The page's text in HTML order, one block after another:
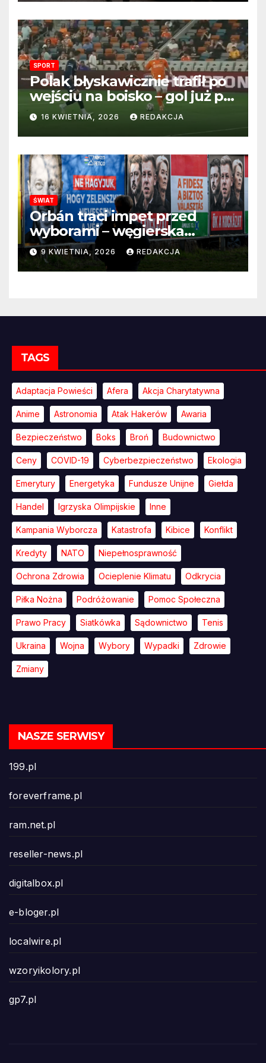
SPORT
Polak błyskawicznie trafił po
wejściu na boisko – gol już po
22 sekundach!
16 KWIETNIA, 2026 REDAKCJA
ŚWIAT
Orbán traci impet przed
wyborami – węgierska
propaganda przestaje
przekonywać
9 KWIETNIA, 2026 REDAKCJA
TAGS
Adaptacja Powieści Afera Akcja Charytatywna
Anime Astronomia Atak Hakerów Awaria
Bezpieczeństwo Boks Broń Budownictwo
Ceny COVID-19 Cyberbezpieczeństwo Ekologia
Emerytury Energetyka Fundusze Unijne Giełda
Handel Igrzyska Olimpijskie Inne
Kampania Wyborcza Katastrofa Kibice Konflikt
Kredyty NATO Niepełnosprawność
Ochrona Zdrowia Ocieplenie Klimatu Odkrycia
Piłka Nożna Podróżowanie Pomoc Społeczna
Prawo Pracy Siatkówka Sądownictwo Tenis
Ukraina Wojna Wybory Wypadki Zdrowie
Zmiany
NASZE SERWISY
199.pl
foreverframe.pl
ram.net.pl
reseller-news.pl
digitalbox.pl
e-bloger.pl
localwire.pl
wzoryikolory.pl
gp7.pl